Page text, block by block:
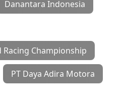
Danantara Indonesia
Racing Championship
PT Daya Adira Motora